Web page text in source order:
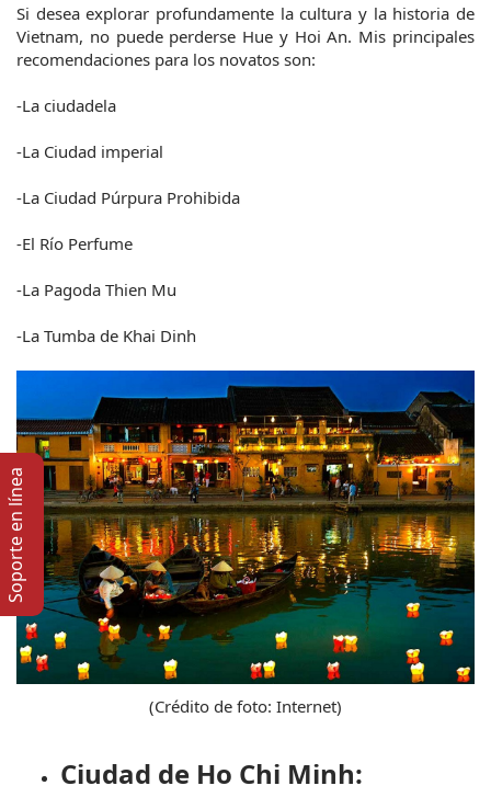
Si desea explorar profundamente la cultura y la historia de
Vietnam, no puede perderse Hue y Hoi An. Mis principales
recomendaciones para los novatos son:
-La ciudadela
-La Ciudad imperial
-La Ciudad Púrpura Prohibida
-El Río Perfume
-La Pagoda Thien Mu
-La Tumba de Khai Dinh
(Crédito de foto: Internet)
Ciudad de Ho Chi Minh:
Soporte en lí­nea